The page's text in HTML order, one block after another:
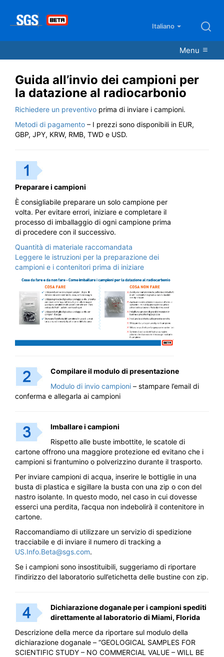
Italiano
Menu
Guida all’invio dei campioni per
la datazione al radiocarbonio
Richiedere un preventivo prima di inviare i campioni.
Metodi di pagamento – I prezzi sono disponibili in EUR,
GBP, JPY, KRW, RMB, TWD e USD.
Preparare i campioni
È consigliabile preparare un solo campione per
volta. Per evitare errori, iniziare e completare il
processo di imballaggio di ogni campione prima
di procedere con il successivo.
Quantità di materiale raccomandata
Leggere le istruzioni per la preparazione dei
campioni e i contenitori prima di iniziare
Compilare il modulo di presentazione
Modulo di invio campioni – stampare l’email di
conferma e allegarla ai campioni
Imballare i campioni
Rispetto alle buste imbottite, le scatole di
cartone offrono una maggiore protezione ed evitano che i
campioni si frantumino o polverizzino durante il trasporto.
Per inviare campioni di acqua, inserire le bottiglie in una
busta di plastica e sigillare la busta con una zip o con del
nastro isolante. In questo modo, nel caso in cui dovesse
esserci una perdita, l’acqua non indebolirà il contenitore in
cartone.
Raccomandiamo di utilizzare un servizio di spedizione
tracciabile e di inviare il numero di tracking a
US.Info.Beta@sgs.com.
Se i campioni sono insostituibili, suggeriamo di riportare
l’indirizzo del laboratorio sull’etichetta delle bustine con zip.
Dichiarazione doganale per i campioni spediti
direttamente al laboratorio di Miami, Florida
Descrizione della merce da riportare sul modulo della
dichiarazione doganale – “GEOLOGICAL SAMPLES FOR
SCIENTIFIC STUDY – NO COMMERCIAL VALUE – WILL BE